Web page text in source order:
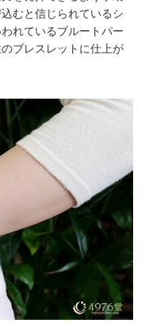
むと信じられているシ
れているブルートパー
ブレスレットに仕上が